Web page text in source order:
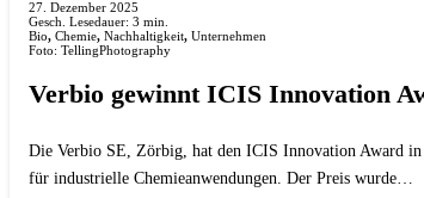
27. Dezember 2025
Gesch. Lesedauer: 3 min.
Bio, Chemie, Nachhaltigkeit, Unternehmen
Foto: TellingPhotography
Verbio gewinnt ICIS Innovation
Die Verbio SE, Zörbig, hat den ICIS Innovation Award
für industrielle Chemieanwendungen. Der Preis wurde…